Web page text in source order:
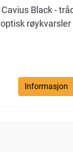
Cavius Black -
optisk røykvarsler
Informasjon